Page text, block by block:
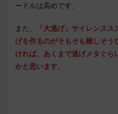
ードルは高めです。
また、
「大逃げ」サイレンス
げを作るのがそもそも難しそう
ければ、あくまで逃げメタぐら
かと思います。